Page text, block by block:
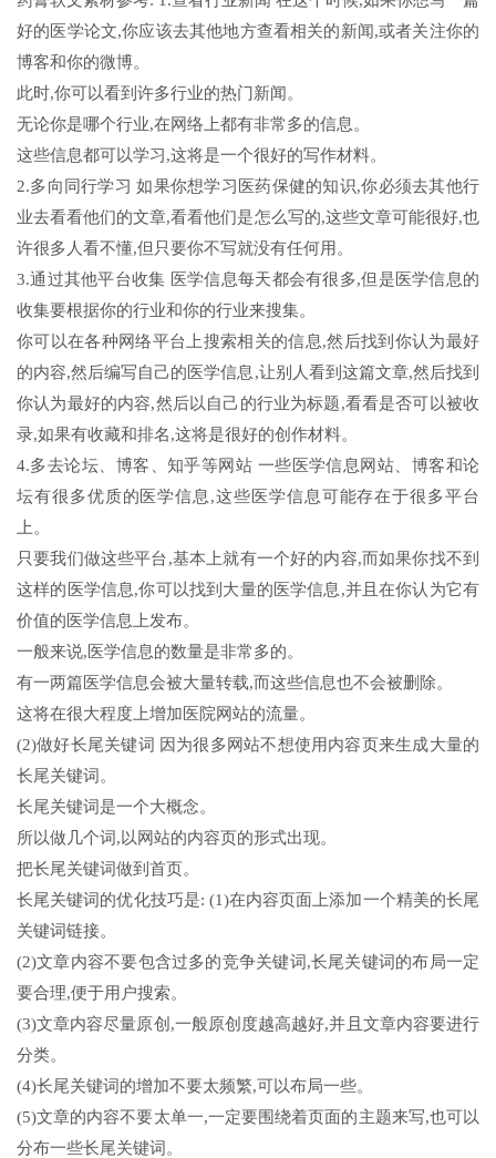
好的医学论文,你应该去其他地方查看相关的新闻,或者关注你的
博客和你的微博。
此时,你可以看到许多行业的热门新闻。
无论你是哪个行业,在网络上都有非常多的信息。
这些信息都可以学习,这将是一个很好的写作材料。
2.多向同行学习 如果你想学习医药保健的知识,你必须去其他行
业去看看他们的文章,看看他们是怎么写的,这些文章可能很好,也
许很多人看不懂,但只要你不写就没有任何用。
3.通过其他平台收集 医学信息每天都会有很多,但是医学信息的
收集要根据你的行业和你的行业来搜集。
你可以在各种网络平台上搜索相关的信息,然后找到你认为最好
的内容,然后编写自己的医学信息,让别人看到这篇文章,然后找到
你认为最好的内容,然后以自己的行业为标题,看看是否可以被收
录,如果有收藏和排名,这将是很好的创作材料。
4.多去论坛、博客、知乎等网站 一些医学信息网站、博客和论
坛有很多优质的医学信息,这些医学信息可能存在于很多平台
上。
只要我们做这些平台,基本上就有一个好的内容,而如果你找不到
这样的医学信息,你可以找到大量的医学信息,并且在你认为它有
价值的医学信息上发布。
一般来说,医学信息的数量是非常多的。
有一两篇医学信息会被大量转载,而这些信息也不会被删除。
这将在很大程度上增加医院网站的流量。
(2)做好长尾关键词 因为很多网站不想使用内容页来生成大量的
长尾关键词。
长尾关键词是一个大概念。
所以做几个词,以网站的内容页的形式出现。
把长尾关键词做到首页。
长尾关键词的优化技巧是: (1)在内容页面上添加一个精美的长尾
关键词链接。
(2)文章内容不要包含过多的竞争关键词,长尾关键词的布局一定
要合理,便于用户搜索。
(3)文章内容尽量原创,一般原创度越高越好,并且文章内容要进行
分类。
(4)长尾关键词的增加不要太频繁,可以布局一些。
(5)文章的内容不要太单一,一定要围绕着页面的主题来写,也可以
分布一些长尾关键词。